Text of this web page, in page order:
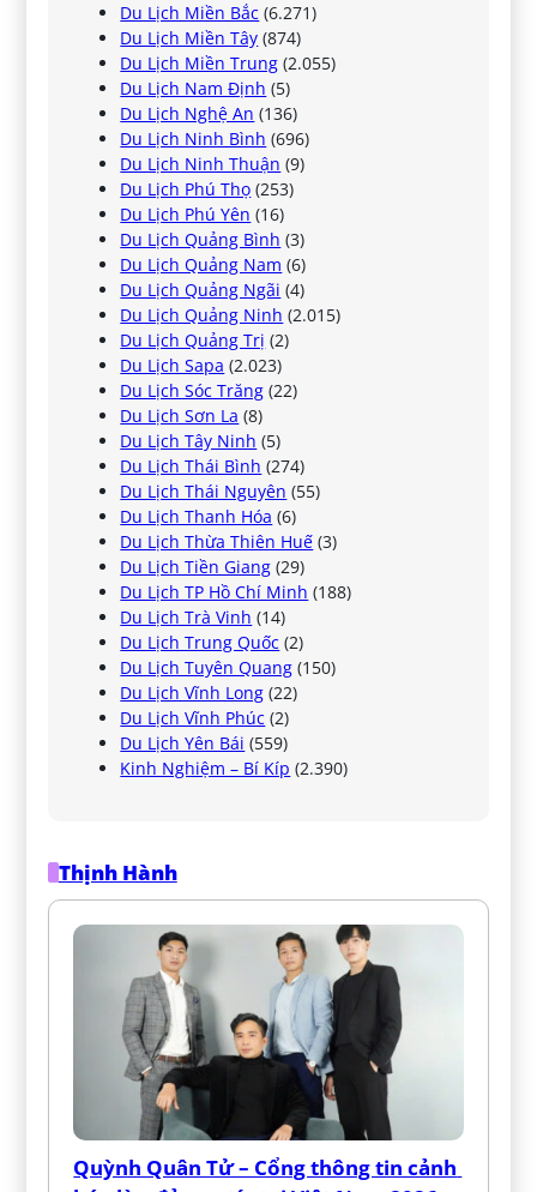
Du Lịch Miền Bắc (6.271)
Du Lịch Miền Tây (874)
Du Lịch Miền Trung (2.055)
Du Lịch Nam Định (5)
Du Lịch Nghệ An (136)
Du Lịch Ninh Bình (696)
Du Lịch Ninh Thuận (9)
Du Lịch Phú Thọ (253)
Du Lịch Phú Yên (16)
Du Lịch Quảng Bình (3)
Du Lịch Quảng Nam (6)
Du Lịch Quảng Ngãi (4)
Du Lịch Quảng Ninh (2.015)
Du Lịch Quảng Trị (2)
Du Lịch Sapa (2.023)
Du Lịch Sóc Trăng (22)
Du Lịch Sơn La (8)
Du Lịch Tây Ninh (5)
Du Lịch Thái Bình (274)
Du Lịch Thái Nguyên (55)
Du Lịch Thanh Hóa (6)
Du Lịch Thừa Thiên Huế (3)
Du Lịch Tiền Giang (29)
Du Lịch TP Hồ Chí Minh (188)
Du Lịch Trà Vinh (14)
Du Lịch Trung Quốc (2)
Du Lịch Tuyên Quang (150)
Du Lịch Vĩnh Long (22)
Du Lịch Vĩnh Phúc (2)
Du Lịch Yên Bái (559)
Kinh Nghiệm – Bí Kíp (2.390)
Thịnh Hành
Quỳnh Quân Tử – Cổng thông tin cảnh